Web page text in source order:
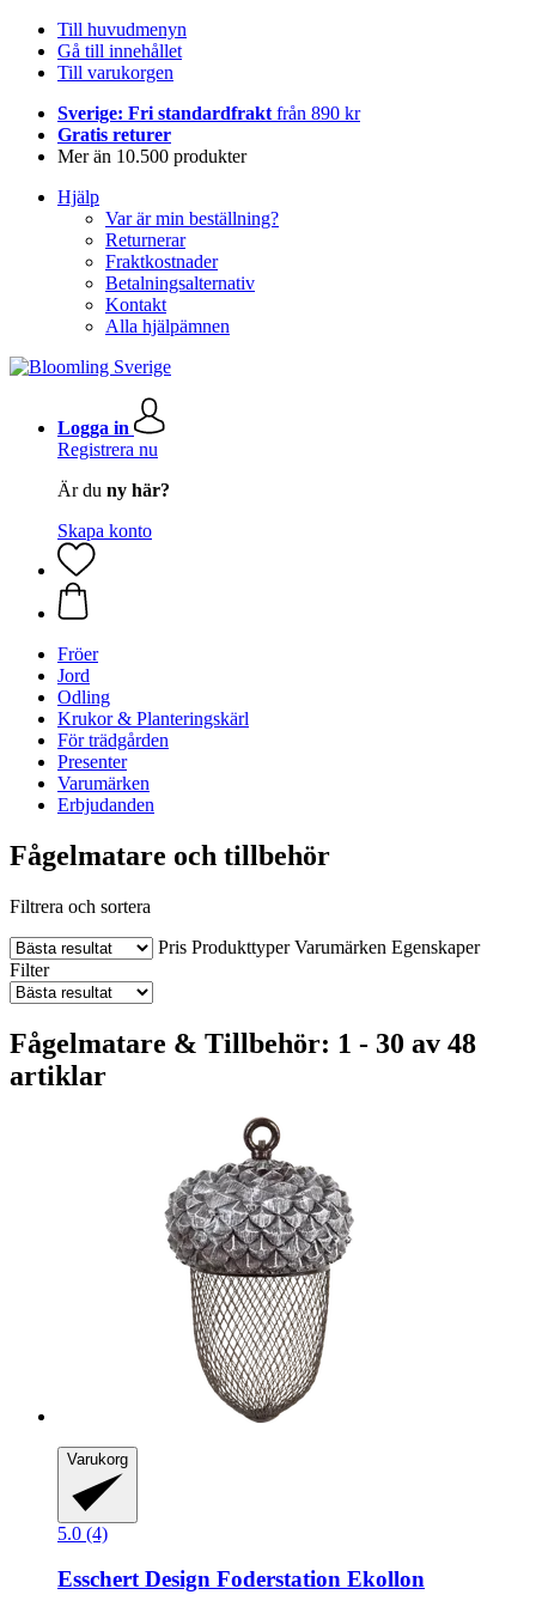
Till huvudmenyn
Gå till innehållet
Till varukorgen
Sverige: Fri standardfrakt från 890 kr
Gratis returer
Mer än 10.500 produkter
Hjälp
Var är min beställning?
Returnerar
Fraktkostnader
Betalningsalternativ
Kontakt
Alla hjälpämnen
Logga in
Registrera nu
Är du ny här?
Skapa konto
Fröer
Jord
Odling
Krukor & Planteringskärl
För trädgården
Presenter
Varumärken
Erbjudanden
Fågelmatare och tillbehör
Filtrera och sortera
Pris Produkttyper Varumärken Egenskaper
Filter
Fågelmatare & Tillbehör: 1 - 30 av 48
artiklar
Varukorg
5.0 (4)
Esschert Design Foderstation Ekollon